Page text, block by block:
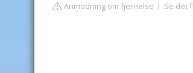
Anmodning om fjernelse Se det